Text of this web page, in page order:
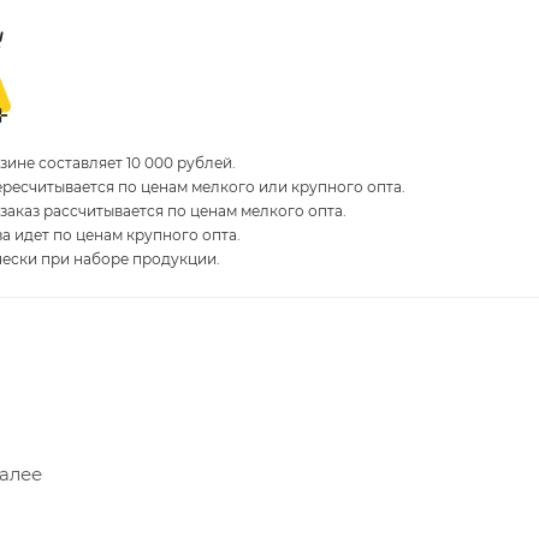
составляет 10 000 рублей.
по ценам мелкого или крупного опта.
рассчитывается по ценам мелкого опта.
идет по ценам крупного опта.
при наборе продукции.